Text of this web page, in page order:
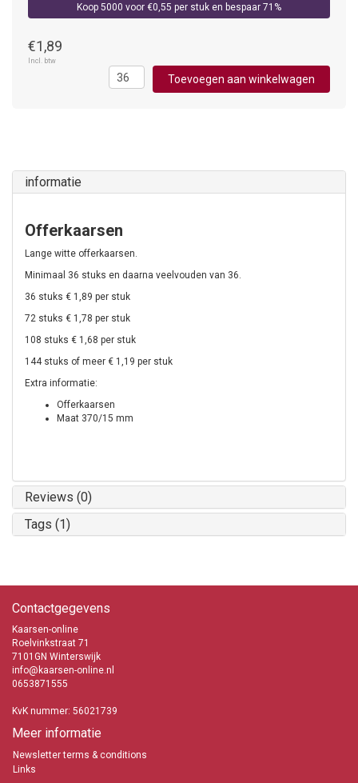
Koop 5000 voor €0,55 per stuk en bespaar 71%
€1,89
Incl. btw
Toevoegen aan winkelwagen
informatie
Offerkaarsen
Lange witte offerkaarsen.
Minimaal 36 stuks en daarna veelvouden van 36.
36 stuks € 1,89 per stuk
72 stuks € 1,78 per stuk
108 stuks € 1,68 per stuk
144 stuks of meer € 1,19 per stuk
Extra informatie:
Offerkaarsen
Maat 370/15 mm
Reviews (0)
Tags (1)
Contactgegevens
Kaarsen-online
Roelvinkstraat 71
7101GN Winterswijk
info@kaarsen-online.nl
0653871555
KvK nummer: 56021739
Meer informatie
Newsletter terms & conditions
Links